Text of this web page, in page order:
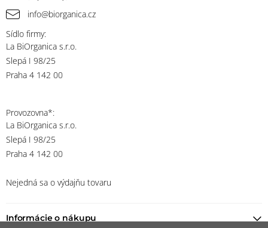
info@biorganica.cz
Sídlo firmy:
La BiOrganica s.r.o.
Slepá I 98/25
Praha 4 142 00
Provozovna*:
La BiOrganica s.r.o.
Slepá I 98/25
Praha 4 142 00
Nejedná sa o výdajňu tovaru
Informácie o nákupu